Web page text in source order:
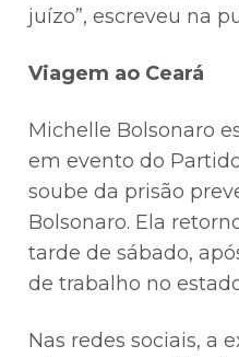
juízo”, escreveu na
Viagem ao Ceará
Michelle Bolsonaro
em evento do
soube da prisão
Bolsonaro. Ela
tarde de sábado,
de trabalho no
Nas redes sociais, a